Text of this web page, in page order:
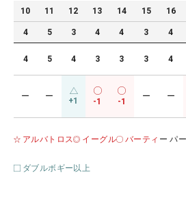
10 11 12 13 14 15 16
4 5 3 4 4 3 4
4 5 4 3 3 3 4
ー ー +1 -1 -1
ー ー
アルバトロス イーグル バーティ ー パ
ダブルボギー以上